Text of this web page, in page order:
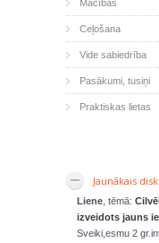
Mācības
Ceļošana
Vide sabiedrība
Pasākumi, tusiņi
Praktiskas lietas
Jaunākais
Liene , tēmā:
izveidots jauns
Sveiki,esmu 2